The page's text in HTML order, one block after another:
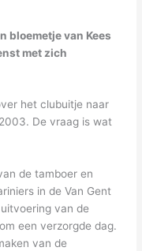
bloemetje van Kees
met zich
het clubuitje naar
De vraag is wat
de tamboer en
in de Van Gent
van de
een verzorgde dag.
van de